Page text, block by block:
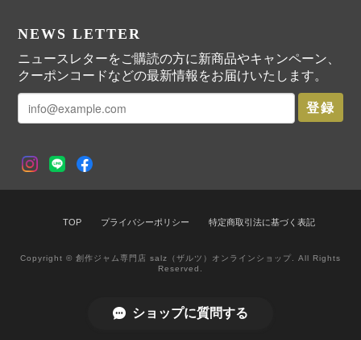
ストロベリーペッパージャム
2025/03/13
ストロベリーペッパージャムはコーヒーフェスで初めて選んだsalzさ
んのジャム。やっぱり美味しくて２個買ってよかったです☺︎
本当にシュトーレンをそのままジャムにしたような美味しさでした。
NEWS LETTER
ニュースレターをご購読の方に新商品やキャンペーン、
クーポンコードなどの最新情報をお届けいたします。
登録
TOP プライバシーポリシー 特定商取引法に基づく表記
Copyright © 創作ジャム専門店 salz（ザルツ）オンラインショップ. All Rights
Reserved.
ショップに質問する